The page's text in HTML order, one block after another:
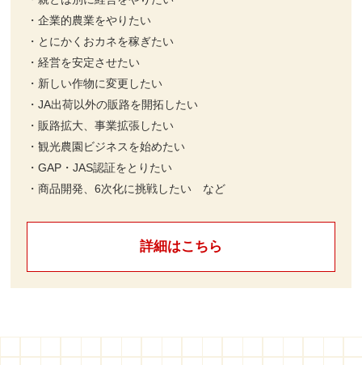
・企業的農業をやりたい
・とにかくおカネを稼ぎたい
・経営を安定させたい
・新しい作物に変更したい
・JA出荷以外の販路を開拓したい
・販路拡大、事業拡張したい
・観光農園ビジネスを始めたい
・GAP・JAS認証をとりたい
・商品開発、6次化に挑戦したい など
詳細はこちら